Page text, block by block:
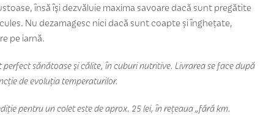
însă îşi dezvăluie maxima savoare dacă sunt pregătite
Nu dezamagesc nici dacă sunt coapte și înghețate,
pe iarnă.
perfect sănătoase şi călite, în cuburi nutritive. Livrarea se face după
de evoluția temperaturilor.
pentru un colet este de aprox. 25 lei, în rețeaua „fără km.